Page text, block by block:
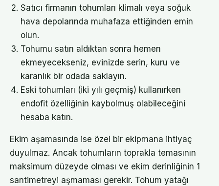
Satıcı firmanın tohumları klimalı veya soğuk
hava depolarında muhafaza ettiğinden emin
olun.
Tohumu satın aldıktan sonra hemen
ekmeyecekseniz, evinizde serin, kuru ve
karanlık bir odada saklayın.
Eski tohumları (iki yılı geçmiş) kullanırken
endofit özelliğinin kaybolmuş olabileceğini
hesaba katın.
Ekim aşamasında ise özel bir ekipmana ihtiyaç
duyulmaz. Ancak tohumların toprakla temasının
maksimum düzeyde olması ve ekim derinliğinin 1
santimetreyi aşmaması gerekir. Tohum yatağı